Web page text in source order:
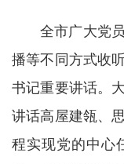
全市广大党
播等不同方式收
书记重要讲话。
讲话高屋建瓴、
程实现党的中心